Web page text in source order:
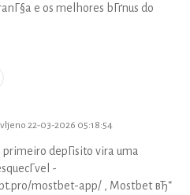
e os melhores bГґnus do
22-03-2026 05:18:54
depГіsito vira uma
-
mostbet-app/ , Mostbet вЂ“